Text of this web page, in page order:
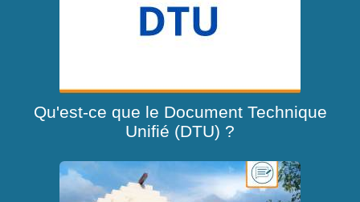
Qu'est-ce que le Document Technique
Unifié (DTU) ?